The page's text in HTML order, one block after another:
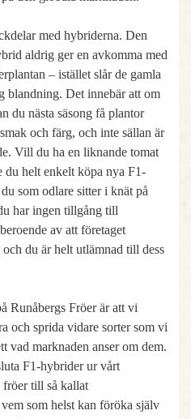
med hybriderna. Den
aldrig ger en avkomma med
– istället slår de gamla
blandning. Det innebär att om
du nästa säsong få plantor
och färg, och inte sällan är
Vill du ha en liknande tomat
du helt enkelt köpa nya F1-
som odlare sitter i knät på
har ingen tillgång till
av att företaget
du är helt utlämnad till dess
Runåbergs Fröer är att vi
och sprida vidare sorter som vi
vad marknaden anser om dem.
F1-hybrider ur vårt
fröer till så kallat
som helst kan föröka själv